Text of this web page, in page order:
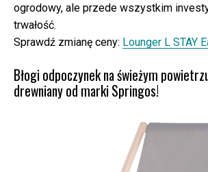
ogrodowy, ale przede wszystkim
trwałość.
Sprawdź zmianę ceny: Lounger L STAY
Błogi odpoczynek na świeżym
drewniany od marki Springos!